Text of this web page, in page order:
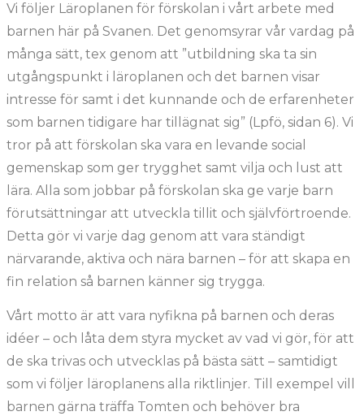
Vi följer Läroplanen för förskolan i vårt arbete med
barnen här på Svanen. Det genomsyrar vår vardag på
många sätt, tex genom att ”utbildning ska ta sin
utgångspunkt i läroplanen och det barnen visar
intresse för samt i det kunnande och de erfarenheter
som barnen tidigare har tillägnat sig” (Lpfö, sidan 6). Vi
tror på att förskolan ska vara en levande social
gemenskap som ger trygghet samt vilja och lust att
lära. Alla som jobbar på förskolan ska ge varje barn
förutsättningar att utveckla tillit och självförtroende.
Detta gör vi varje dag genom att vara ständigt
närvarande, aktiva och nära barnen – för att skapa en
fin relation så barnen känner sig trygga.
Vårt motto är att vara nyfikna på barnen och deras
idéer – och låta dem styra mycket av vad vi gör, för att
de ska trivas och utvecklas på bästa sätt – samtidigt
som vi följer läroplanens alla riktlinjer. Till exempel vill
barnen gärna träffa Tomten och behöver bra